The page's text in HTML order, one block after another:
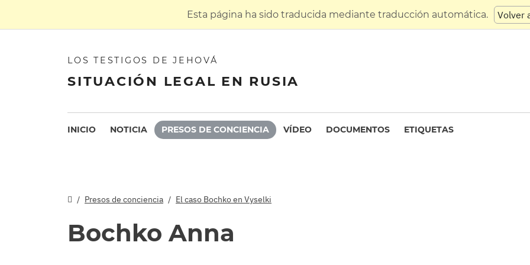
Esta página ha sido traducida mediante traducción automática. Volver
LOS TESTIGOS DE JEHOVÁ
SITUACIÓN LEGAL EN RUSIA
INICIO NOTICIA PRESOS DE CONCIENCIA VÍDEO DOCUMENTOS ETIQUETAS
Presos de conciencia El caso Bochko en Vyselki
Bochko Anna